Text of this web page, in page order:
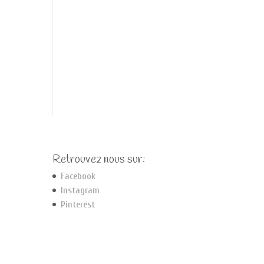
Retrouvez nous sur:
Facebook
Instagram
Pinterest